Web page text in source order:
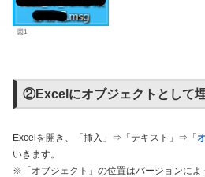
図1
②Excelにオブジェクトとして埋
Excelを開き、「挿入」⇒「テキスト」⇒「
いきます。
※「オブジェクト」の位置はバージョンによ